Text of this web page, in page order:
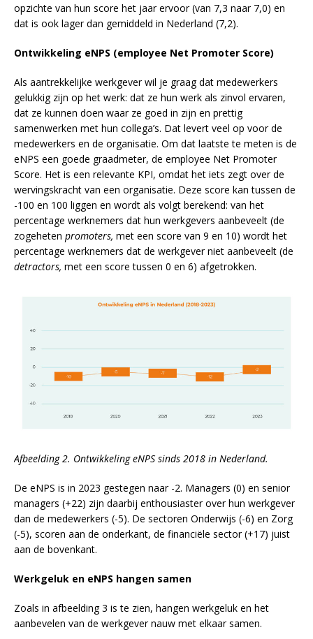
opzichte van hun score het jaar ervoor (van 7,3 naar 7,0) en
dat is ook lager dan gemiddeld in Nederland (7,2).
Ontwikkeling eNPS (employee Net Promoter Score)
Als aantrekkelijke werkgever wil je graag dat medewerkers
gelukkig zijn op het werk: dat ze hun werk als zinvol ervaren,
dat ze kunnen doen waar ze goed in zijn en prettig
samenwerken met hun collega’s. Dat levert veel op voor de
medewerkers en de organisatie. Om dat laatste te meten is de
eNPS een goede graadmeter, de employee Net Promoter
Score. Het is een relevante KPI, omdat het iets zegt over de
wervings­kracht van een organisatie. Deze score kan tussen de
-100 en 100 liggen en wordt als volgt berekend: van het
percentage werknemers dat hun werkgevers aanbeveelt (de
zogeheten promoters, met een score van 9 en 10) wordt het
percentage werknemers dat de werkgever niet aanbeveelt (de
detractors, met een score tussen 0 en 6) afgetrokken.
Afbeelding 2. Ontwikkeling eNPS sinds 2018 in Nederland.
De eNPS is in 2023 gestegen naar -2. Managers (0) en senior
managers (+22) zijn daarbij enthousiaster over hun werkgever
dan de medewerkers (-5). De sectoren Onderwijs (-6) en Zorg
(-5), scoren aan de onderkant, de financiële sector (+17) juist
aan de bovenkant.
Werkgeluk en eNPS hangen samen
Zoals in afbeelding 3 is te zien, hangen werkgeluk en het
aanbevelen van de werkgever nauw met elkaar samen.